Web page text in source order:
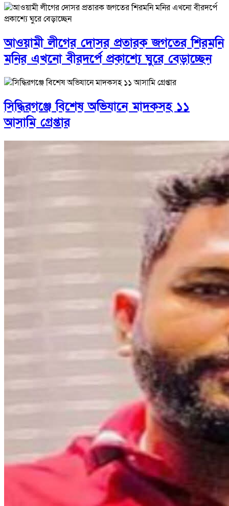
আওয়ামী লীগের দোসর প্রতারক জগতের শিরমনি
মনির এখনো বীরদর্পে প্রকাশ্যে ঘুরে বেড়াচ্ছেন
সিদ্ধিরগঞ্জে বিশেষ অভিযানে মাদকসহ ১১
আসামি গ্রেপ্তার